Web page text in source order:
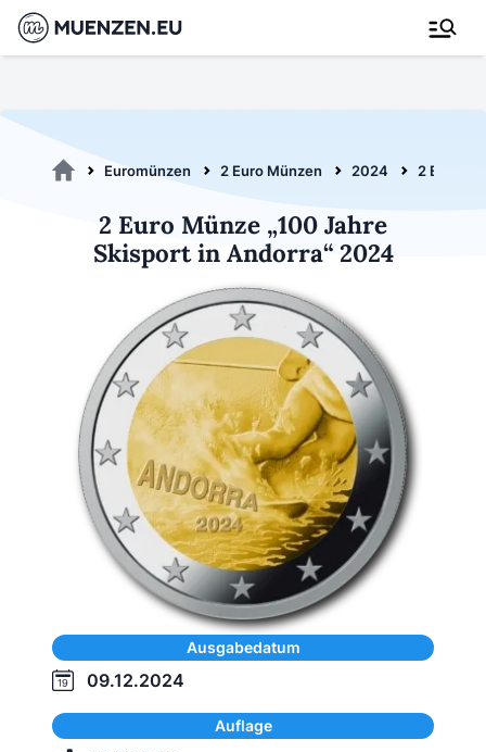
Euromünzen 2 Euro Münzen 2024 2 Euro
2 Euro Münze „100 Jahre
Skisport in Andorra“ 2024
Ausgabedatum
09.12.2024
Auflage